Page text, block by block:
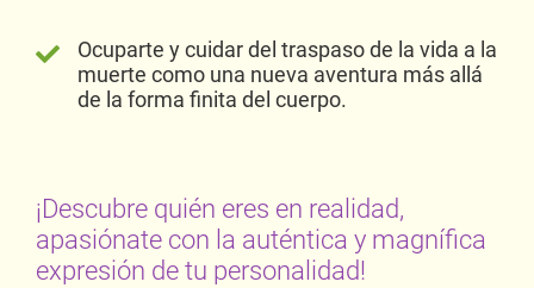
Ocuparte y cuidar del traspaso de la vida a la
muerte como una nueva aventura más allá
de la forma finita del cuerpo.
¡Descubre quién eres en realidad,
apasiónate con la auténtica y magnífica
expresión de tu personalidad!